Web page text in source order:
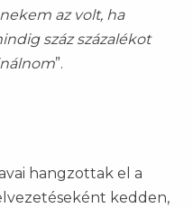
az volt, ha
száz százalékot
”.
hangzottak el a
kedden,